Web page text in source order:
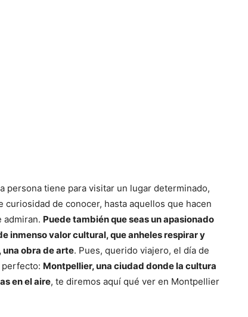
persona tiene para visitar un lugar determinado,
de conocer, hasta aquellos que hacen
admiran. Puede también que seas un apasionado
inmenso valor cultural, que anheles respirar y
una obra de arte. Pues, querido viajero, el día de
perfecto: Montpellier, una ciudad donde la cultura
en el aire, te diremos aquí qué ver en Montpellier